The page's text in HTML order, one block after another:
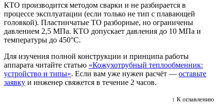
КТО производится методом сварки и не разбирается в
процессе эксплуатации (если только не тип с плавающей
головкой). Пластинчатые ТО разборные, но ограничены
давлением 2,5 МПа. КТО допускает давления до 10 МПа и
температуры до 450°C.
Для изучения полной конструкции и принципа работы
аппарата читайте статью «Кожухотрубный теплообменник:
устройство и типы». Если вам уже нужен расчёт — оставьте
заявку и инженер свяжется в течение 2 часов.
↑ К оглавлению